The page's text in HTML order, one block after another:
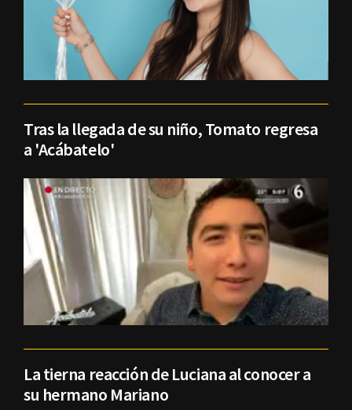
Tras la llegada de su niño, Tomato regresa
a 'Acábatelo'
La tierna reacción de Luciana al conocer a
su hermano Mariano